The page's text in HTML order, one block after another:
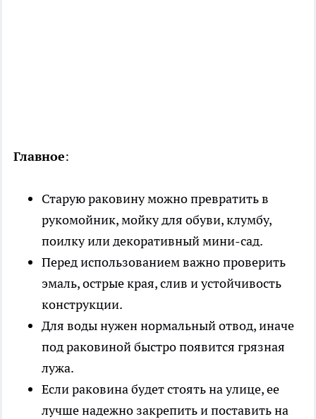
Главное:
Старую раковину можно превратить в
рукомойник, мойку для обуви, клумбу,
поилку или декоративный мини-сад.
Перед использованием важно проверить
эмаль, острые края, слив и устойчивость
конструкции.
Для воды нужен нормальный отвод, иначе
под раковиной быстро появится грязная
лужа.
Если раковина будет стоять на улице, ее
лучше надежно закрепить и поставить на